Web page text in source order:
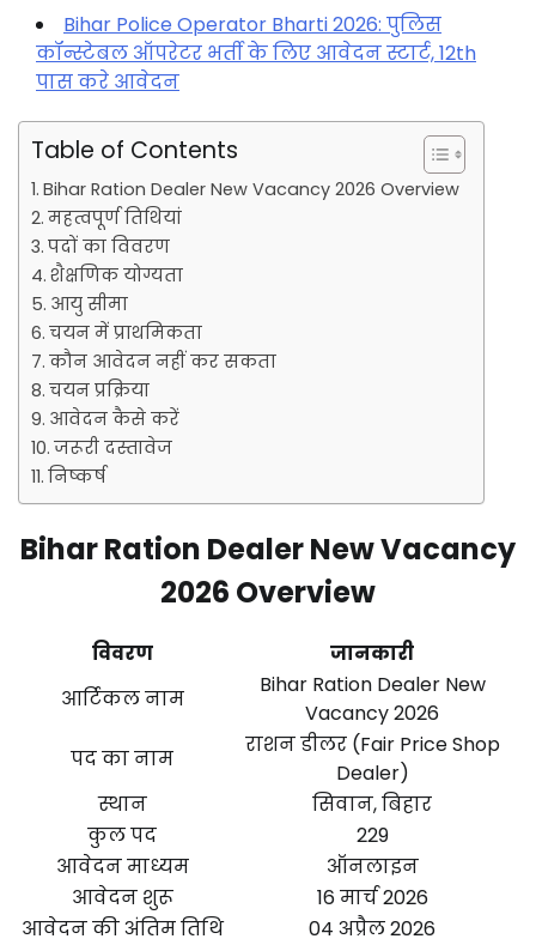
Bihar Police Operator Bharti 2026: पुलिस
कॉन्स्टेबल ऑपरेटर भर्ती के लिए आवेदन स्टार्ट, 12th
पास करे आवेदन
Table of Contents
Bihar Ration Dealer New Vacancy 2026 Overview
महत्वपूर्ण तिथियां
पदों का विवरण
शैक्षणिक योग्यता
आयु सीमा
चयन में प्राथमिकता
कौन आवेदन नहीं कर सकता
चयन प्रक्रिया
आवेदन कैसे करें
जरूरी दस्तावेज
निष्कर्ष
Bihar Ration Dealer New Vacancy
2026 Overview
विवरण
जानकारी
आर्टिकल नाम
Bihar Ration Dealer New
Vacancy 2026
पद का नाम
राशन डीलर (Fair Price Shop
Dealer)
स्थान
सिवान, बिहार
कुल पद
229
आवेदन माध्यम
ऑनलाइन
आवेदन शुरू
16 मार्च 2026
आवेदन की अंतिम तिथि
04 अप्रैल 2026